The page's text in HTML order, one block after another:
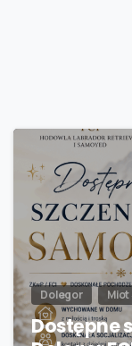
Dolegor Miot
Dostępne